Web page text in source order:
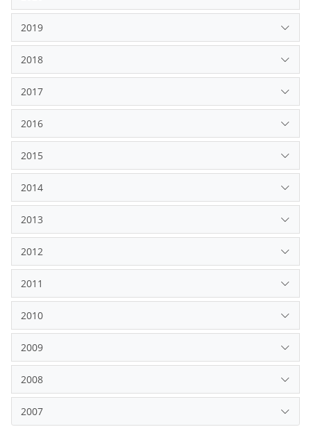
2019
2018
2017
2016
2015
2014
2013
2012
2011
2010
2009
2008
2007